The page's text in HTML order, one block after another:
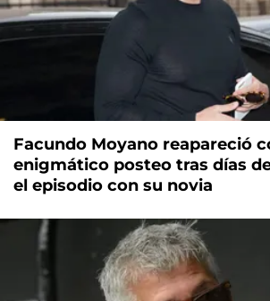
Facundo Moyano reapareció
enigmático posteo tras días
el episodio con su novia